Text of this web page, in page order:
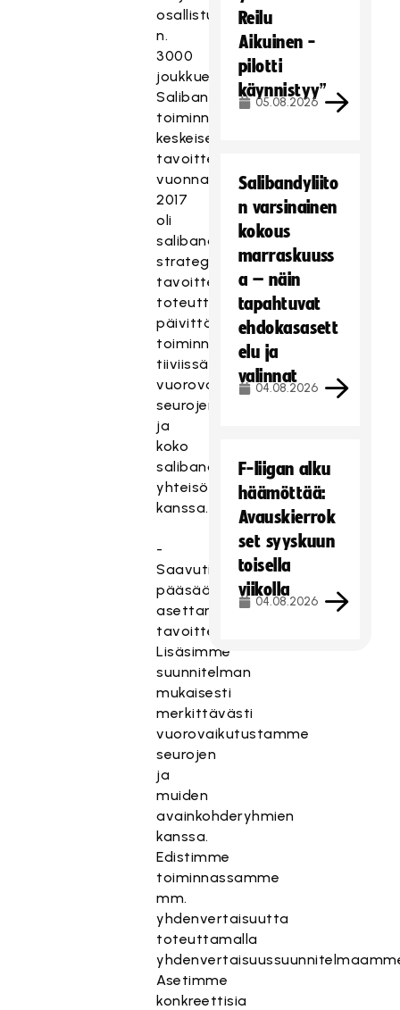
osallistuu
n.
3000
joukkuetta.
Salibandyliiton
toiminnan
keskeisenä
tavoitteena
vuonna
2017
oli
salibandyn
strategisten
tavoitteiden
toteuttaminen
päivittäisessä
toiminnassa
tiiviissä
vuorovaikutuksessa
seurojen
ja
koko
salibandy-
yhteisön
kanssa.
-
Saavutimme
pääsääntöisesti
asettamamme
tavoitteet.
Lisäsimme
suunnitelman
mukaisesti
merkittävästi
vuorovaikutustamme
seurojen
ja
muiden
avainkohderyhmien
kanssa.
Edistimme
toiminnassamme
mm.
yhdenvertaisuutta
toteuttamalla
Asetimme
konkreettisia
Reilu
Aikuinen -
pilotti
käynnistyy”
05.08.2026
Salibandyliito
n varsinainen
kokous
marraskuuss
a – näin
tapahtuvat
ehdokasasett
elu ja
valinnat
04.08.2026
F-liigan alku
häämöttää:
Avauskierrok
set syyskuun
toisella
viikolla
04.08.2026